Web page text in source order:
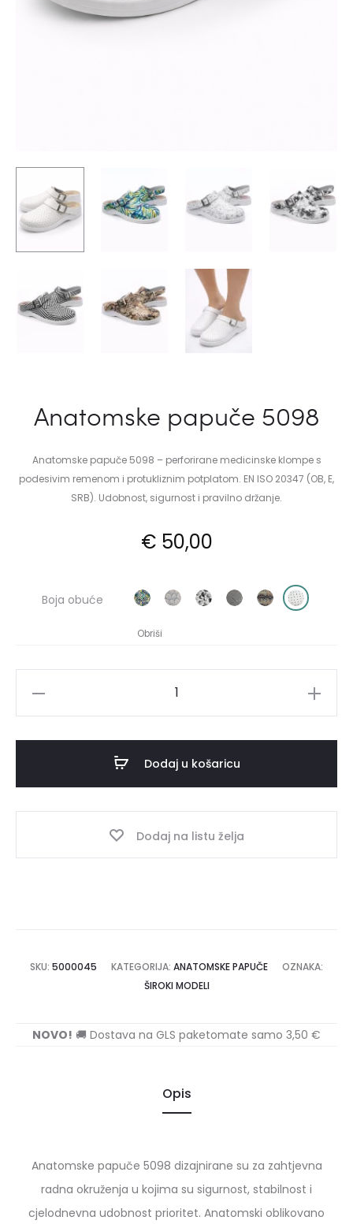
Anatomske papuče 5098
Anatomske papuče 5098 – perforirane medicinske klompe s
podesivim remenom i protukliznim potplatom. EN ISO 20347 (OB, E,
SRB). Udobnost, sigurnost i pravilno držanje.
€ 50,00
Boja obuće
Obriši
Dodaj u košaricu
Dodaj na listu želja
SKU: 5000045 KATEGORIJA: ANATOMSKE PAPUČE
OZNAKA:
ŠIROKI MODELI
NOVO! 🚚 Dostava na GLS paketomate samo 3,50 €
Opis
Anatomske papuče 5098 dizajnirane su za zahtjevna
radna okruženja u kojima su sigurnost, stabilnost i
cjelodnevna udobnost prioritet. Anatomski oblikovano